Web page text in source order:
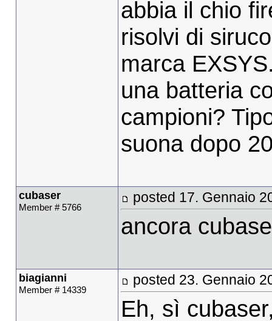
abbia il chio
risolvi di
marca
una batteria
campioni?
suona dopo
cubaser
Member # 5766
posted 17. Gennaio
ancora
biagianni
Member # 14339
posted 23. Gennaio
Eh, sì